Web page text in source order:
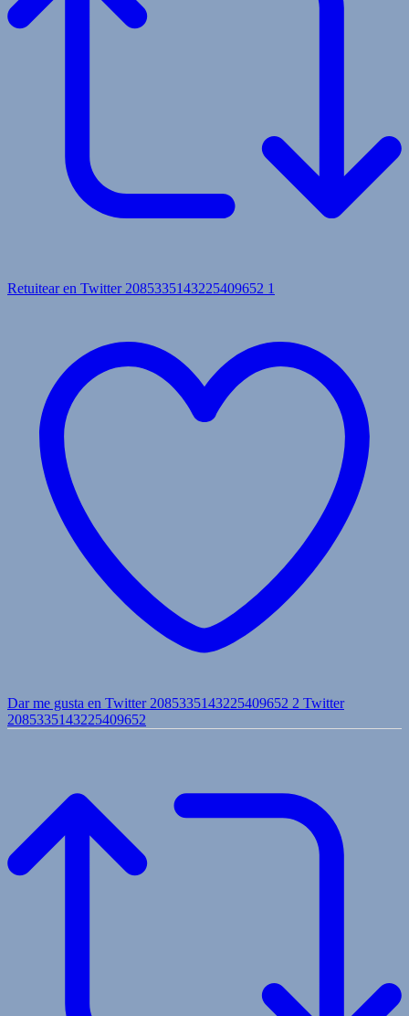
Retuitear en Twitter 2085335143225409652 1
Dar me gusta en Twitter 2085335143225409652 2 Twitter
2085335143225409652